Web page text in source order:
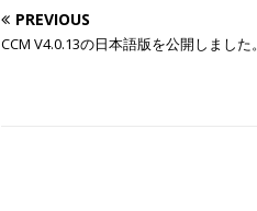
PREVIOUS
CCM V4.0.13の日本語版を公開しました。